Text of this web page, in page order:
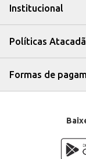
Institucional
Políticas
Formas de